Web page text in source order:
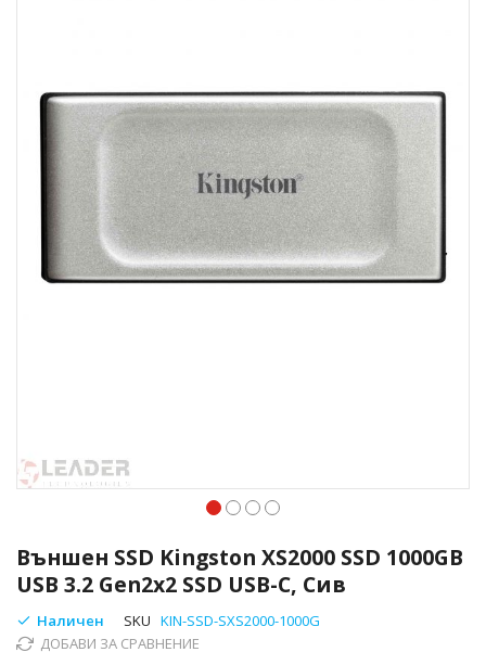
Външен SSD Kingston XS2000 SSD 1000GB
USB 3.2 Gen2x2 SSD USB-C, Сив
Наличен SKU KIN-SSD-SXS2000-1000G
ДОБАВИ ЗА СРАВНЕНИЕ
към
началото
на
галерия
със
снимки